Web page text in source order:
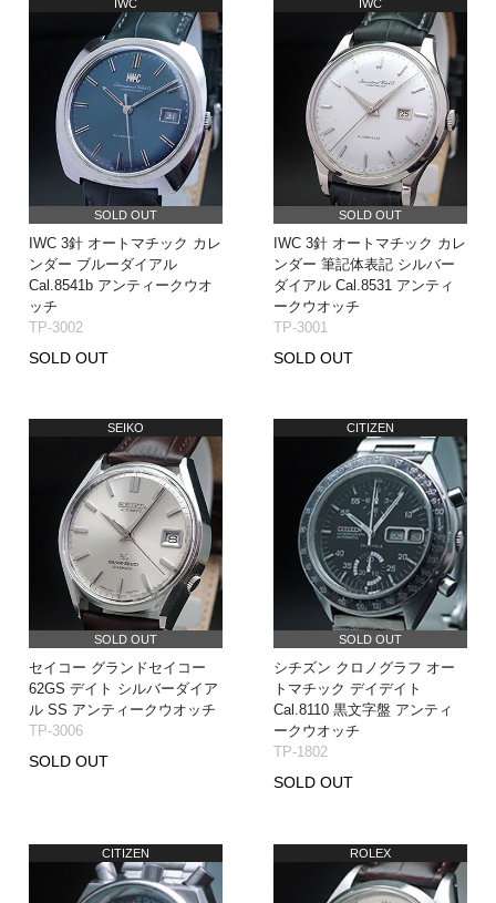
IWC
SOLD OUT
IWC 3針 オートマチック カレ
ンダー ブルーダイアル
Cal.8541b アンティークウオ
ッチ
TP-3002
SOLD OUT
IWC
SOLD OUT
IWC 3針 オートマチック カレ
ンダー 筆記体表記 シルバー
ダイアル Cal.8531 アンティ
ークウオッチ
TP-3001
SOLD OUT
SEIKO
SOLD OUT
セイコー グランドセイコー
62GS デイト シルバーダイア
ル SS アンティークウオッチ
TP-3006
SOLD OUT
CITIZEN
SOLD OUT
シチズン クロノグラフ オー
トマチック デイデイト
Cal.8110 黒文字盤 アンティ
ークウオッチ
TP-1802
SOLD OUT
CITIZEN ROLEX